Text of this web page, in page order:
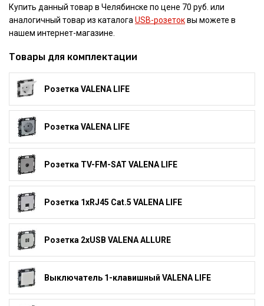
Купить данный товар в Челябинске по цене 70 руб. или
аналогичный товар из каталогаUSB-розетоквы можете в
нашем интернет-магазине.
Товары для комплектации
Розетка VALENA LIFE
Розетка VALENA LIFE
Розетка TV-FM-SAT VALENA LIFE
Розетка 1xRJ45 Cat.5 VALENA LIFE
Розетка 2xUSB VALENA ALLURE
Выключатель 1-клавишный VALENA LIFE